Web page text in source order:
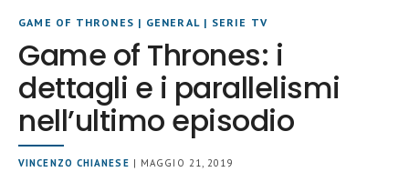
GAME OF THRONES | GENERAL | SERIE TV
Game of Thrones: i
dettagli e i parallelismi
nell’ultimo episodio
VINCENZO CHIANESE | MAGGIO 21, 2019